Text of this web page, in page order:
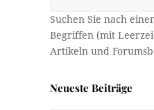
Neueste Beiträge